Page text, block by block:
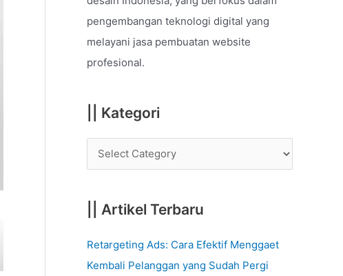
o
r
:
pengembangan teknologi digital yang
melayani jasa pembuatan website
profesional.
|| Kategori
|| Artikel Terbaru
Retargeting Ads: Cara Efektif Menggaet
Kembali Pelanggan yang Sudah Pergi